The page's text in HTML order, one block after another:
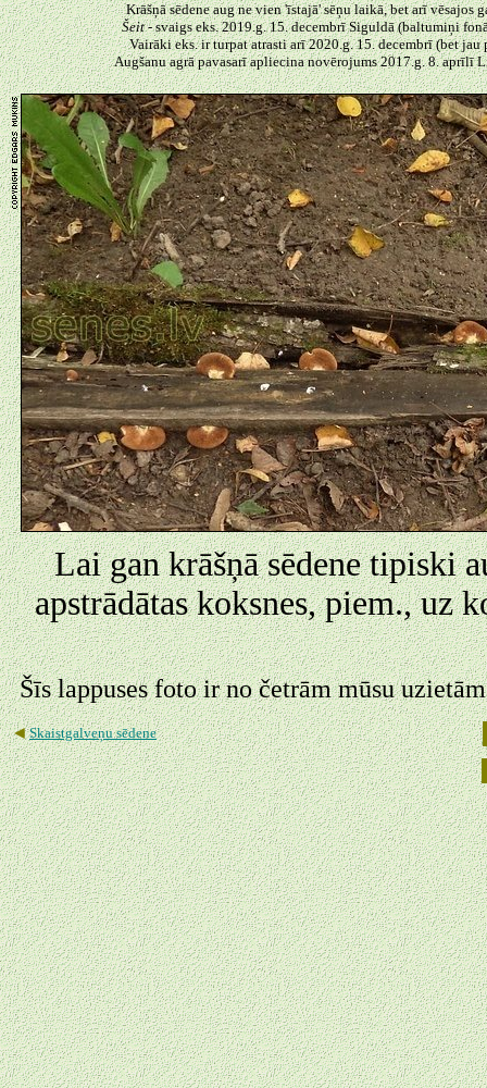
Krāšņā sēdene aug ne vien 'īstajā' sēņu laikā, bet arī vēsajos
Šeit -svaigs eks. 2019.g. 15. decembrī Siguldā (baltumiņi
Vairāki eks. ir turpat atrasti arī 2020.g. 15. decembrī (bet jau
Augšanu agrā pavasarī apliecina novērojums 2017.g. 8. aprīlī
Lai gan krāšņā sēdene tipiski
apstrādātas koksnes, piem., uz
Šīs lappuses foto ir no četrām mūsu
◄Skaistgalveņu sēdene